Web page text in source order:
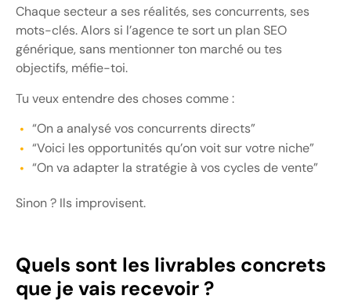
Chaque secteur a ses réalités, ses concurrents, ses
mots-clés. Alors si l’agence te sort un plan SEO
générique, sans mentionner ton marché ou tes
objectifs, méfie-toi.
Tu veux entendre des choses comme :
“On a analysé vos concurrents directs”
“Voici les opportunités qu’on voit sur votre niche”
“On va adapter la stratégie à vos cycles de vente”
Sinon ? Ils improvisent.
Quels sont les livrables concrets
que je vais recevoir ?